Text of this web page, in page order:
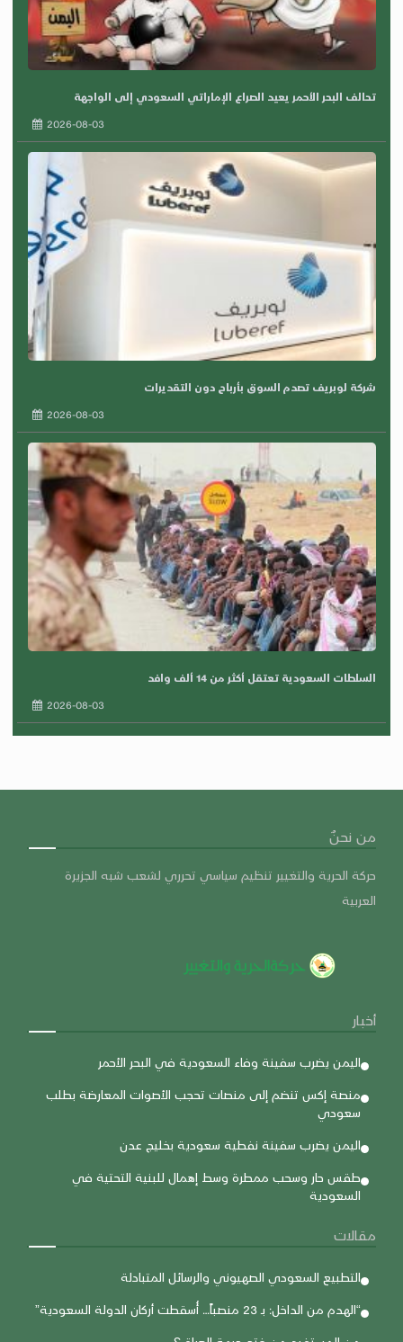
تحالف البحر الأحمر يعيد الصراع الإماراتي السعودي إلى الواجهة
2026-08-03
شركة لوبريف تصدم السوق بأرباح دون التقديرات
2026-08-03
السلطات السعودية تعتقل أكثر من 14 ألف وافد
2026-08-03
من نحنٌ
حركة الحرية والتغيير تنظيم سياسي تحرري لشعب شبه الجزيرة
العربية
أخبار
اليمن يضرب سفينة وفاء السعودية في البحر الأحمر
منصة إكس تنضم إلى منصات تحجب الأصوات المعارضة بطلب
سعودي
اليمن يضرب سفينة نفطية سعودية بخليج عدن
طقس حار وسحب ممطرة وسط إهمال للبنية التحتية في
السعودية
مقالات
التطبيع السعودي الصهيوني والرسائل المتبادلة
“الهدم من الداخل: بـ 23 منصباً… أُسقطت أركان الدولة السعودية”